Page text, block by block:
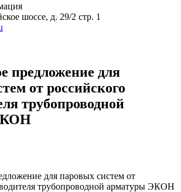
шоссе, д. 29/2 стр. 1
предложение для
от российского
трубопроводной
для паровых систем от
трубопроводной арматуры ЭКОН